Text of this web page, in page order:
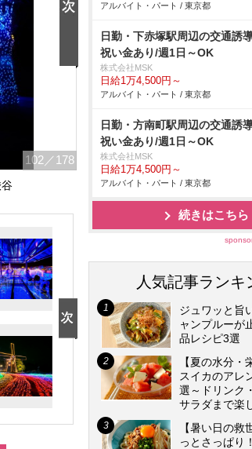
102 ／178
アルバイト・パート / 東京都
日勤・下赤塚駅周辺の交通誘
祝い金あり/週1日～OK
株式会社MSK
日給1万4,500円～
アルバイト・パート / 東京都
日勤・方南町駅周辺の交通誘
祝い金あり/週1日～OK
株式会社MSK
日給1万4,500円～
アルバイト・パート / 東京都
続きはこちら
人気記事ランキ
ジュワッと旨
ャンプルーが
品レシピ3選
【夏の水分・
スイカのアレ
選～ドリンク
サラダまで楽
【暑い日の救
っとさっぱり